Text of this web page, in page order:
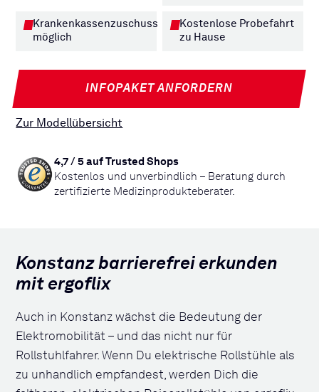
Krankenkassenzuschuss
möglich
Kostenlose Probefahrt
zu Hause
INFOPAKET ANFORDERN
Zur Modellübersicht
4,7 / 5 auf Trusted Shops
Kostenlos und unverbindlich – Beratung durch
zertifizierte Medizinprodukteberater.
Konstanz barrierefrei erkunden
mit ergoflix
Auch in Konstanz wächst die Bedeutung der
Elektromobilität – und das nicht nur für
Rollstuhlfahrer. Wenn Du elektrische Rollstühle als
zu unhandlich empfandest, werden Dich die